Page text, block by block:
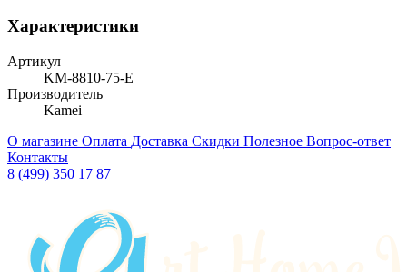
Характеристики
Артикул
KM-8810-75-E
Производитель
Kamei
О магазине Оплата Доставка Скидки Полезное Вопрос-ответ
Контакты
8 (499) 350 17 87